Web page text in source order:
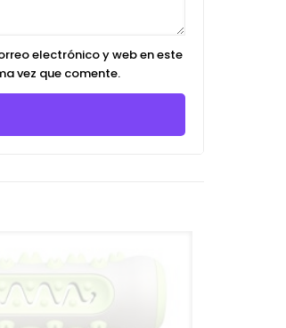
electrónico y web en este
vez que comente.